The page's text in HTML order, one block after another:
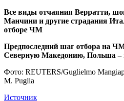
Все виды отчаяния Верратти,
Манчини и другие страдания
отборе ЧМ
Предпоследний шаг отбора на
Северную Македонию, Польша –
Фото: REUTERS/Guglielmo
M. Puglia
Источник